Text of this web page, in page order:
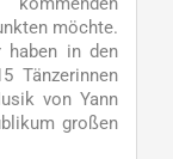
möchte.
haben in den
Tänzerinnen
von Yann
großen